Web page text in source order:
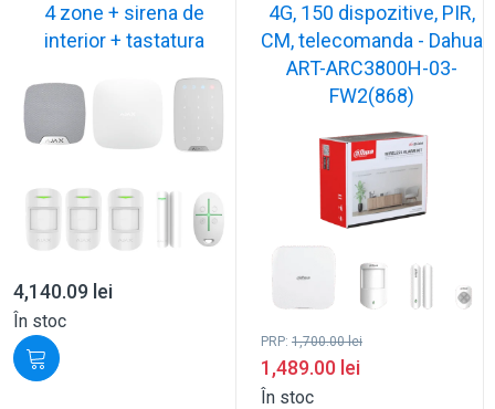
4 zone + sirena de
interior + tastatura
4,140.09 lei
În stoc
4G, 150 dispozitive, PIR,
CM, telecomanda - Dahua
ART-ARC3800H-03-
FW2(868)
PRP: 1,700.00lei
1,489.00 lei
În stoc